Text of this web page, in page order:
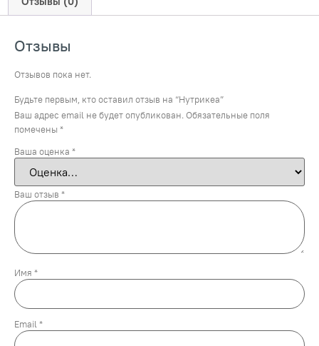
Отзывы
Отзывов пока нет.
Будьте первым, кто оставил отзыв на “Нутрикеа”
Ваш адрес email не будет опубликован. Обязательные поля
помечены *
Ваша оценка *
Ваш отзыв *
Имя *
Email *